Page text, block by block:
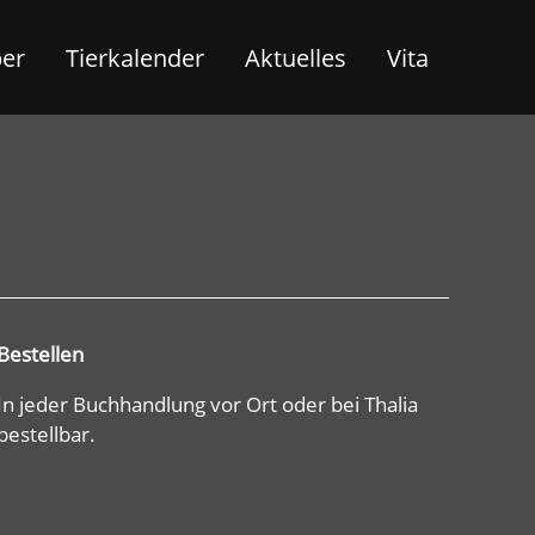
Tierkalender Aktuelles Vita
jeder Buchhandlung vor Ort oder bei Thalia